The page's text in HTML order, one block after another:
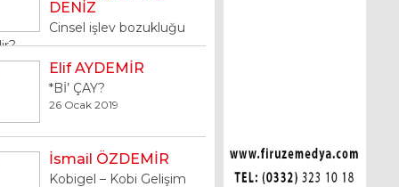
Elif AYDEMİR
*Bİ’ ÇAY?
26 Ocak 2019
İsmail ÖZDEMİR
Destek Programı
10 Ocak 2019